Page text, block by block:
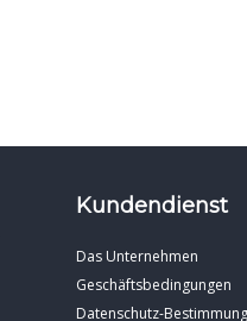
Kundendienst
Das Unternehmen
Geschäftsbedingungen
Datenschutz-